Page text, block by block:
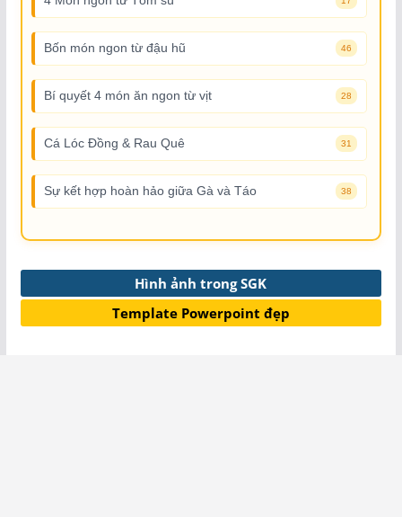
Bốn món ngon từ đậu hũ 46
Bí quyết 4 món ăn ngon từ vịt 28
Cá Lóc Đồng & Rau Quê 31
Sự kết hợp hoàn hảo giữa Gà và Táo 38
Hình ảnh trong SGK
Template Powerpoint đẹp